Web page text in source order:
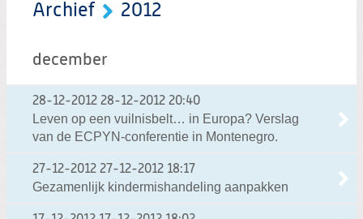
Archief 2012
december
28-12-2012 28-12-2012 20:40
Leven op een vuilnisbelt… in Europa? Verslag
van de ECPYN-conferentie in Montenegro.
27-12-2012 27-12-2012 18:17
Gezamenlijk kindermishandeling aanpakken